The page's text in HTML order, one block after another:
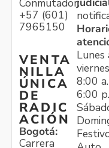
Conmutador:
+57 (601)
7965150
VENTA
NILLA
ÚNICA
DE
RADIC
ACIÓN
Bogotá:
Carrera
Lunes
viernes
8:00
6:00